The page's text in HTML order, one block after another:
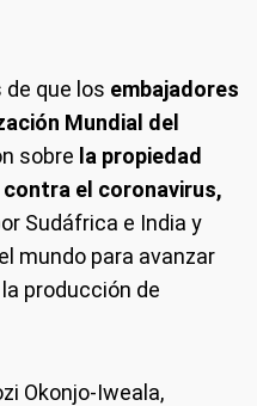
que los embajadores
Mundial del
sobre la propiedad
el coronavirus,
Sudáfrica e India y
mundo para avanzar
producción de
Okonjo-Iweala,